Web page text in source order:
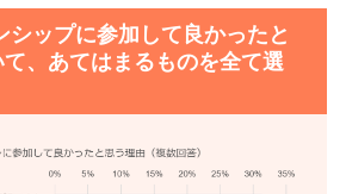
ップに参加して良かったと
、あてはまるものを全て選